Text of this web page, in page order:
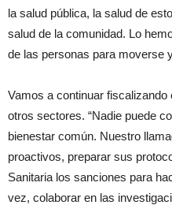
la salud pública, la salud de
salud de la comunidad. Lo
de las personas para moverse
Vamos a continuar
otros sectores. “Nadie puede
bienestar común. Nuestro
proactivos, preparar sus
Sanitaria los sanciones para
vez, colaborar en las